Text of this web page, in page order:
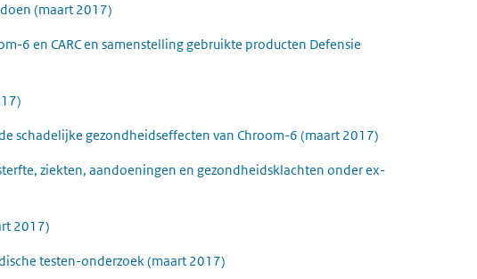
(maart 2017)
6 en CARC en samenstelling gebruikte producten Defensie
schadelijke gezondheidseffecten van Chroom-6 (maart 2017)
ziekten, aandoeningen en gezondheidsklachten onder ex-
2017)
testen-onderzoek (maart 2017)